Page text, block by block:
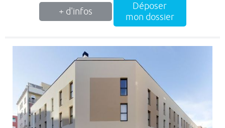
+ d'infos
Déposer
mon dossier